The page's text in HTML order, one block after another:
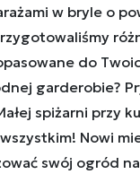
w bryle o
do
garderobie?
spiżarni przy
Nowi
swój ogród